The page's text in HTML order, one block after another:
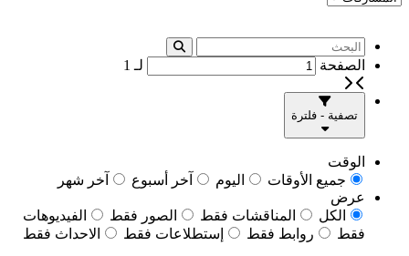
الصفحة لـ 1
تصفية - فلترة
الوقت
جميع الأوقات
اليوم آخر أسبوع
آخر شهر
عرض
الكل
المناقشات فقط الصور فقط
الفيديوهات
فقط
روابط فقط إستطلاعات فقط الاحداث فقط